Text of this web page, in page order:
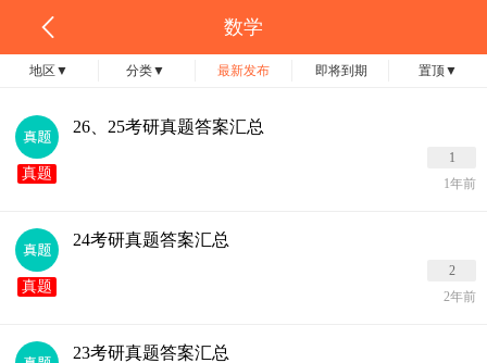
数学
地区 ▼ 分类▼ 最新发布 即将到期 置顶▼
真题
26、25考研真题答案汇总
1
1年前
真题
24考研真题答案汇总
2
2年前
23考研真题答案汇总